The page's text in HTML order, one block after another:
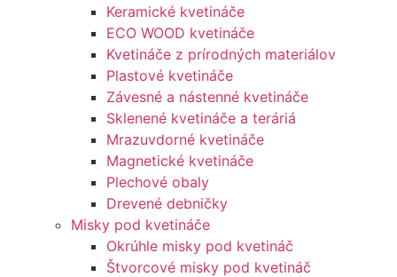
Keramické kvetináče
ECO WOOD kvetináče
Kvetináče z prírodných materiálov
Plastové kvetináče
Závesné a nástenné kvetináče
Sklenené kvetináče a teráriá
Mrazuvdorné kvetináče
Magnetické kvetináče
Plechové obaly
Drevené debničky
Misky pod kvetináče
Okrúhle misky pod kvetináč
Štvorcové misky pod kvetináč